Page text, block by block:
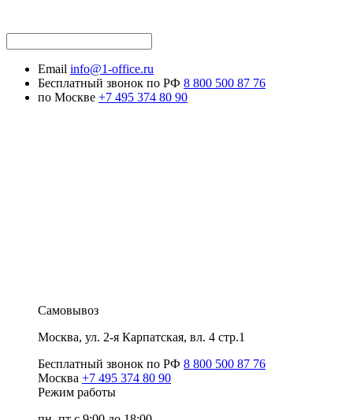
Email info@1-office.ru
Бесплатный звонок по РФ 8 800 500 87 76
по Москве +7 495 374 80 90
Самовывоз
Москва, ул. 2-я Карпатская, вл. 4 стр.1
Бесплатный звонок по РФ 8 800 500 87 76
Москва +7 495 374 80 90
Режим работы